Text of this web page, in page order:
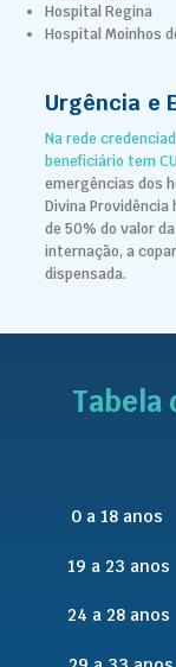
Hospital Regina
Hospital Moinhos
Urgência e
Na rede
beneficiário tem
emergências dos
Divina
de 50% do valor
internação, a
dispensada.
Tabela
0 a 18 anos
19 a 23 anos
24 a 28 anos